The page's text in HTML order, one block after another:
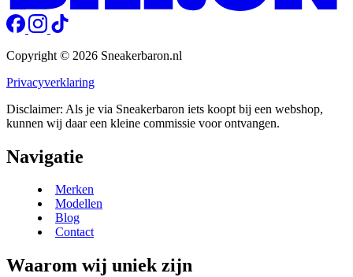
Copyright © 2026 Sneakerbaron.nl
Privacyverklaring
Disclaimer: Als je via Sneakerbaron iets koopt bij een webshop,
kunnen wij daar een kleine commissie voor ontvangen.
Navigatie
Merken
Modellen
Blog
Contact
Waarom wij uniek zijn